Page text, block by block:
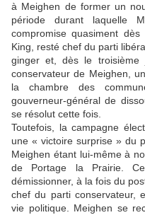
à Meighen de former un
période durant laquelle
compromise quasiment
King, resté chef du parti
ginger et, dès le troisième
conservateur de Meighen,
la chambre des
gouverneur-général de
se résolut cette fois.
Toutefois, la campagne
une « victoire surprise » du
Meighen étant lui-même à
de Portage la Prairie.
démissionner, à la fois du
chef du parti conservateur,
vie politique. Meighen se